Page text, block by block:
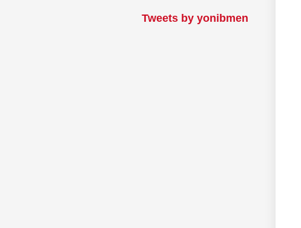
Tweets by yonibmen